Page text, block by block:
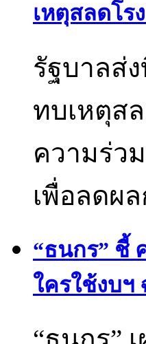
เหตุสลดโร
รัฐบาลส่
ทบเหตุส
ความร่ว
เพื่อลดผ
“ธนกร” ชี้
ใครใช้งบฯ